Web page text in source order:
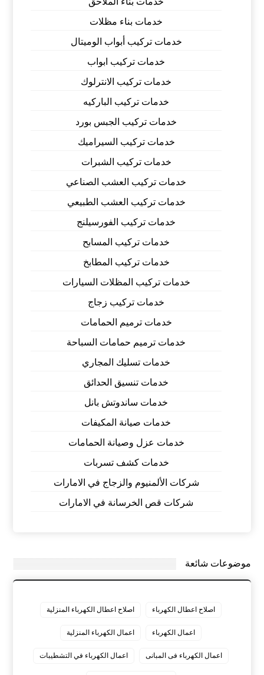
خدمات بناء مظلات
خدمات تركيب أبواب الوميتال
خدمات تركيب ابواب
خدمات تركيب الانترلوك
خدمات تركيب الباركيه
خدمات تركيب الجبس بورد
خدمات تركيب السيراميك
خدمات تركيب الشبرات
خدمات تركيب العشب الصناعي
خدمات تركيب العشب الطبيعي
خدمات تركيب الفورسيلنج
خدمات تركيب المسابح
خدمات تركيب المطابخ
خدمات تركيب المظلات السيارات
خدمات تركيب زجاج
خدمات ترميم الحمامات
خدمات ترميم حمامات السباحة
خدمات تسليك المجاري
خدمات تنسيق الحدائق
خدمات ساندوتش بانل
خدمات صيانة المكيفات
خدمات عزل وصيانة الحمامات
خدمات كشف تسربات
شركات الألمنيوم والزجاج في الامارات
شركات قص الخرسانة في الامارات
موضوعات شائعة
اصلاح اعطال الكهرباء اصلاح اعطال الكهرباء المنزلية
اعمال الكهرباء اعمال الكهرباء المنزلية
اعمال الكهرباء فى المبانى اعمال الكهرباء في التشطيبات